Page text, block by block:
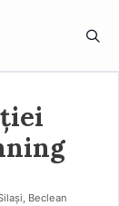
Beclean